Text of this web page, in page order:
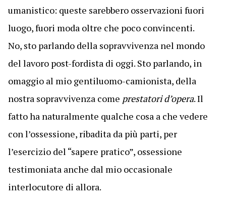
umanistico: queste sarebbero osservazioni fuori
luogo, fuori moda oltre che poco convincenti.
No, sto parlando della sopravvivenza nel mondo
del lavoro post-fordista di oggi. Sto parlando, in
omaggio al mio gentiluomo-camionista, della
nostra sopravvivenza come prestatori d’opera. Il
fatto ha naturalmente qualche cosa a che vedere
con l’ossessione, ribadita da più parti, per
l’esercizio del “sapere pratico”, ossessione
testimoniata anche dal mio occasionale
interlocutore di allora.